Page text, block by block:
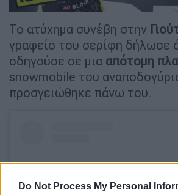
Do Not Process My Personal
Το ατύχημα συνέβη στην
γραφείο του σερίφη δήλωσε
οδηγούσε σε μια απότομη
snowmobile του
προσγειώθηκε πάνω του.